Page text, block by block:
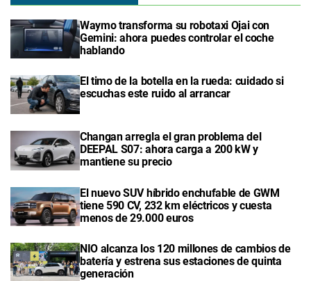
Waymo transforma su robotaxi Ojai con
Gemini: ahora puedes controlar el coche
hablando
El timo de la botella en la rueda: cuidado si
escuchas este ruido al arrancar
Changan arregla el gran problema del
DEEPAL S07: ahora carga a 200 kW y
mantiene su precio
El nuevo SUV híbrido enchufable de GWM
tiene 590 CV, 232 km eléctricos y cuesta
menos de 29.000 euros
NIO alcanza los 120 millones de cambios de
batería y estrena sus estaciones de quinta
generación